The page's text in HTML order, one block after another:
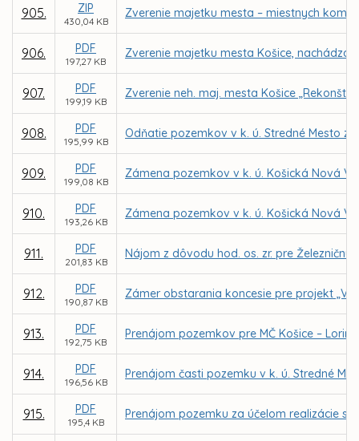
905. ZIP
430,04 KB
Zverenie majetku mesta – miestnych
906. PDF
197,27 KB
Zverenie majetku mesta Košice,
907. PDF
199,19 KB
Zverenie neh. maj. mesta Košice
908. PDF
195,99 KB
Odňatie pozemkov v k. ú. Stredné Mesto
909. PDF
199,08 KB
Zámena pozemkov v k. ú. Košická Nová
910. PDF
193,26 KB
Zámena pozemkov v k. ú. Košická Nová
911. PDF
201,83 KB
Nájom z dôvodu hod. os. zr. pre
912. PDF
190,87 KB
Zámer obstarania koncesie pre projekt
913. PDF
192,75 KB
Prenájom pozemkov pre MČ Košice –
914. PDF
196,56 KB
Prenájom časti pozemku v k. ú. Stredné
915. PDF
195,4 KB
Prenájom pozemku za účelom realizácie